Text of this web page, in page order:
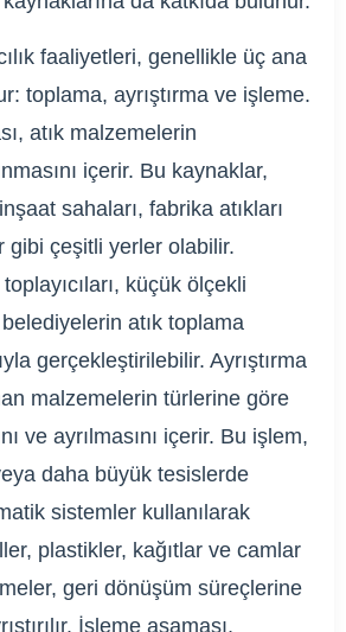
faaliyetleri, genellikle üç ana
toplama, ayrıştırma ve işleme.
atık malzemelerin
içerir. Bu kaynaklar,
sahaları, fabrika atıkları
gibi çeşitli yerler olabilir.
küçük ölçekli
atık toplama
gerçekleştirilebilir. Ayrıştırma
malzemelerin türlerine göre
ve ayrılmasını içerir. Bu işlem,
daha büyük tesislerde
sistemler kullanılarak
plastikler, kağıtlar ve camlar
geri dönüşüm süreçlerine
İşleme aşaması,